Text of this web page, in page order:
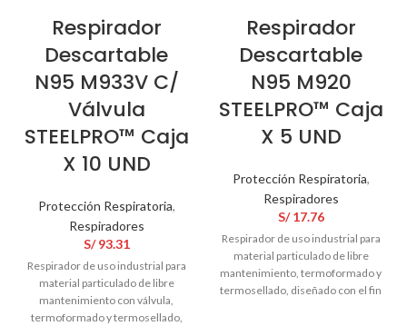
Respirador
Descartable
N95 M933V C/
Válvula
STEELPRO™ Caja
X 10 UND
Protección Respiratoria,
Respiradores
S/93.31
Respirador de uso industrial para
material particulado de libre
mantenimiento con válvula,
termoformado y termosellado,
Respirador
Descartable
N95 M920
STEELPRO™ Caja
X 5 UND
Protección Respiratoria,
Respiradores
S/17.76
Respirador de uso industrial para
material particulado de libre
mantenimiento, termoformado y
termosellado, diseñado con el fin